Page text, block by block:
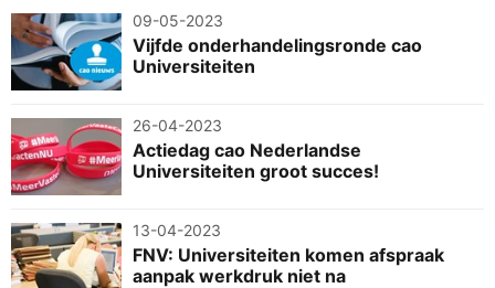
09-05-2023
Vijfde onderhandelingsronde cao
Universiteiten
26-04-2023
Actiedag cao Nederlandse
Universiteiten groot succes!
13-04-2023
FNV: Universiteiten komen afspraak
aanpak werkdruk niet na